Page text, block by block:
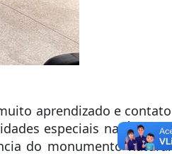
aprendizado e contato
especiais na Área de
do monumento natural